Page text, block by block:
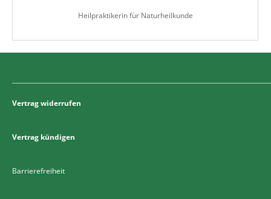
Heilpraktikerin für Naturheilkunde
Vertrag widerrufen
Vertrag kündigen
Barrierefreiheit